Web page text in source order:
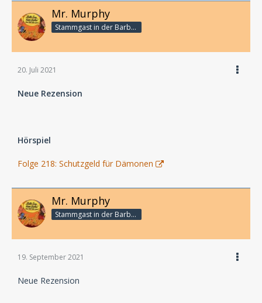
Mr. Murphy
Stammgast in der Barbarabar
20. Juli 2021
Neue Rezension
Hörspiel
Folge 218: Schutzgeld für Dämonen
Mr. Murphy
Stammgast in der Barbarabar
19. September 2021
Neue Rezension